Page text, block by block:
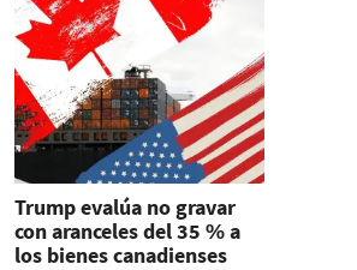
Trump evalúa no gravar
con aranceles del 35 % a
los bienes canadienses